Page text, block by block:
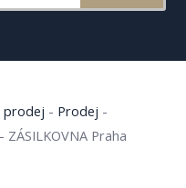
prodej - Prodej -
ZÁSILKOVNA Praha